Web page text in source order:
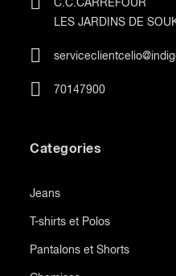
LES JARDINS DE
70147900
Categories
Jeans
T-shirts et Polos
Pantalons et Shorts